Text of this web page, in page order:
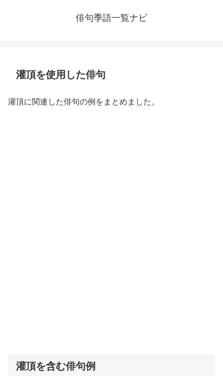
俳句季語一覧ナビ
灌頂を使用した俳句
灌頂に関連した俳句の例をまとめました。
灌頂を含む俳句例